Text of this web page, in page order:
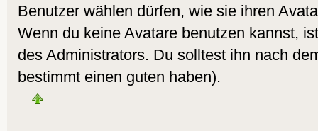
Benutzer wählen dürfen, wie sie ihren
Wenn du keine Avatare benutzen kannst,
des Administrators. Du solltest ihn nach
bestimmt einen guten haben).